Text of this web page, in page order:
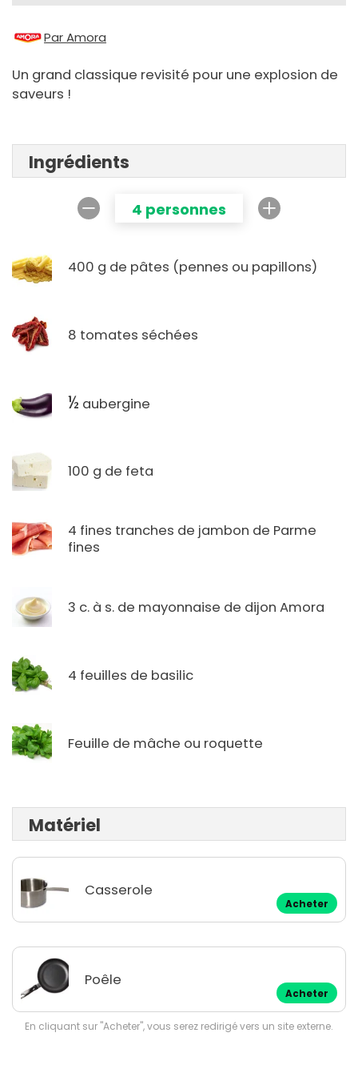
Par Amora
Un grand classique revisité pour une explosion de
saveurs !
Ingrédients
4 personnes
400 g de pâtes (pennes ou papillons)
8 tomates séchées
½ aubergine
100 g de feta
4 fines tranches de jambon de Parme
fines
3 c. à s. de mayonnaise de dijon Amora
4 feuilles de basilic
Feuille de mâche ou roquette
Matériel
Casserole
Acheter
Poêle
Acheter
En cliquant sur "Acheter", vous serez redirigé vers un site externe.